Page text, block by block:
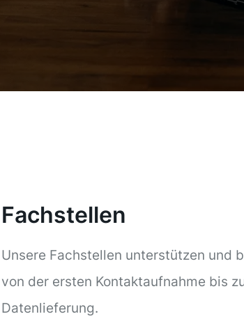
Fachstellen
Unsere Fachstellen unterstützen und
von der ersten Kontaktaufnahme bis
Datenlieferung.